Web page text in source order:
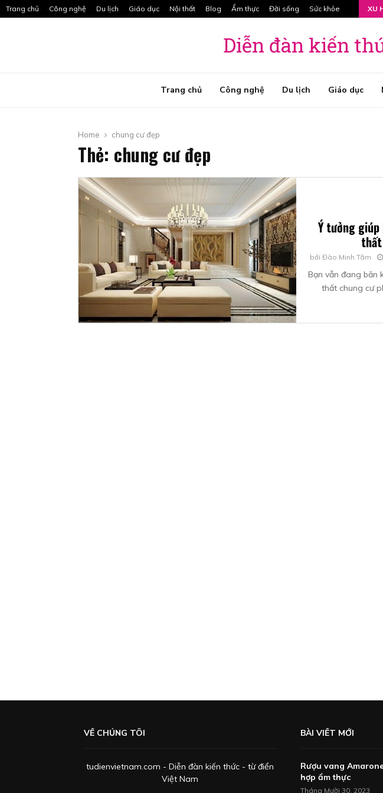
Trang chủ Công nghệ Du lịch Giáo dục Nội thất Blog Ẩm thực Đời sống Sức khỏe XU
Radio Caca Và Các Tính Năng Vô…
Diễn đàn kiến
Trang chủ Công nghệ Du lịch Giáo dục
Home chung cư đẹp
Thẻ: chung cư đẹp
Ý tưởng
bởi Đào Minh Tâm
Bạn vẫn đang băn
thất chung cư
VỀ CHÚNG TÔI
tudienvietnam.com - Diễn đàn kiến thức - từ điển
Việt Nam
BÀI VIẾT MỚI
Rượu vang
hợp ẩm thực
Tháng Mười 30, 2023